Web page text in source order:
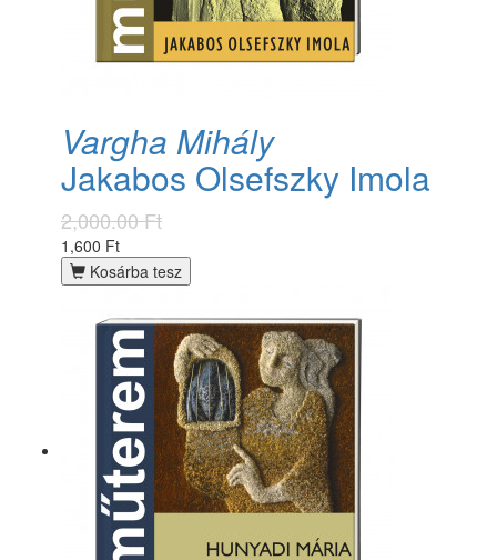
Vargha Mihály
Jakabos Olsefszky Imola
2,000.00 Ft
1,600 Ft
Kosárba tesz